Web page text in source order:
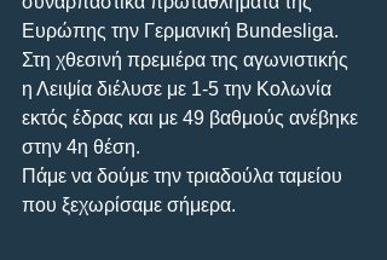
Ευρώπης την Γερμανική Bundesliga.
Στη χθεσινή πρεμιέρα της αγωνιστικής
η Λειψία διέλυσε με 1-5 την Κολωνία
εκτός έδρας και με 49 βαθμούς ανέβηκε
στην 4η θέση.
Πάμε να δούμε την τριαδούλα ταμείου
που ξεχωρίσαμε σήμερα.